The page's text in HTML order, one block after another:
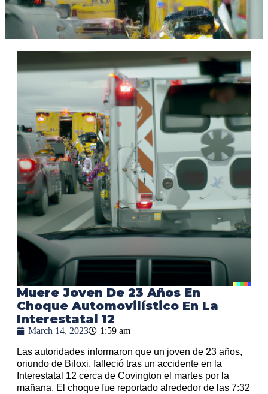
Muere Joven De 23 Años En
Choque Automovilístico En La
Interestatal 12
March 14, 2023 1:59 am
Las autoridades informaron que un joven de 23 años,
oriundo de Biloxi, falleció tras un accidente en la
Interestatal 12 cerca de Covington el martes por la
mañana. El choque fue reportado alrededor de las 7:32